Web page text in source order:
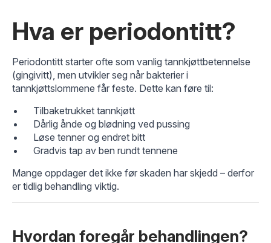
Hva er periodontitt?
Periodontitt starter ofte som vanlig tannkjøttbetennelse
(gingivitt), men utvikler seg når bakterier i
tannkjøttslommene får feste. Dette kan føre til:
Tilbaketrukket tannkjøtt
Dårlig ånde og blødning ved pussing
Løse tenner og endret bitt
Gradvis tap av ben rundt tennene
Mange oppdager det ikke før skaden har skjedd – derfor
er tidlig behandling viktig.
Hvordan foregår behandlingen?